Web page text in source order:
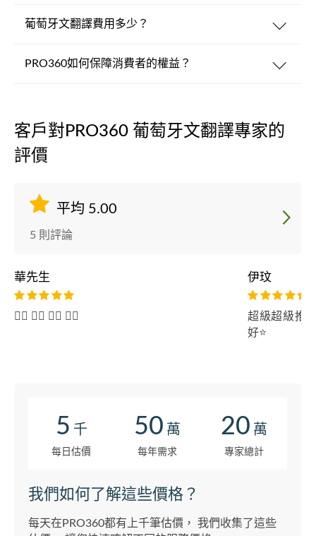
葡萄牙文翻譯費用多少？
PRO360如何保障消費者的權益？
客戶對PRO360 葡萄牙文翻譯專家的
評價
平均 5.00
5 則評論
華先生
👍🏻 👍🏻 👍🏻 👍🏻
伊玟
超級超級推
好⭐️
5 千
每日估價
50 萬
每年需求
20 萬
專家總計
我們如何了解這些價格？
每天在PRO360都有上千筆估價， 我們收集了這些